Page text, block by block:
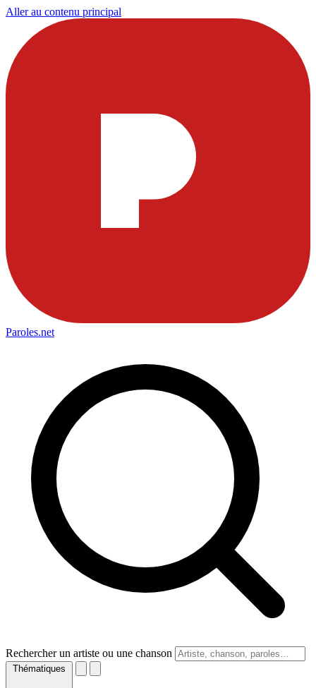
Aller au contenu principal
Paroles.net
Rechercher un artiste ou une chanson
Thématiques